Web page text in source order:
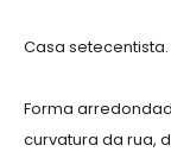
Casa setecentista.
Forma
curvatura da rua,